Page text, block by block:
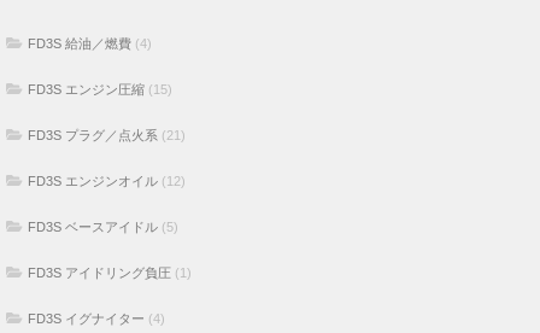
FD3S 給油／燃費 (4)
FD3S エンジン圧縮 (15)
FD3S プラグ／点火系 (21)
FD3S エンジンオイル (12)
FD3S ベースアイドル (5)
FD3S アイドリング負圧 (1)
FD3S イグナイター (4)